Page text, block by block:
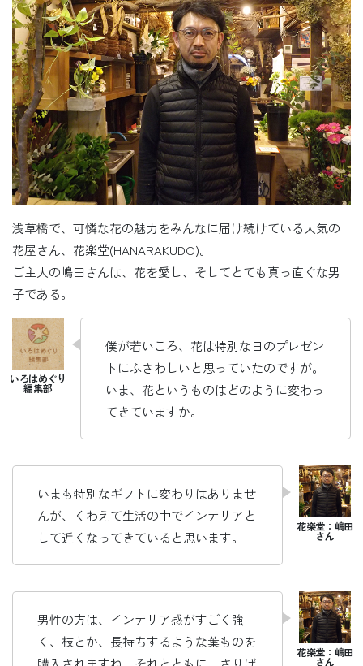
浅草橋で、可憐な花の魅力をみんなに届け続けている人気の
花屋さん、花楽堂(HANARAKUDO)。
ご主人の嶋田さんは、花を愛し、そしてとても真っ直ぐな男
子である。
僕が若いころ、花は特別な日のプレゼン
トにふさわしいと思っていたのですが。
いま、花というものはどのように変わっ
てきていますか。
いまも特別なギフトに変わりはありませ
んが、くわえて生活の中でインテリアと
して近くなってきていると思います。
男性の方は、インテリア感がすごく強
く、枝とか、長持ちするような葉ものを